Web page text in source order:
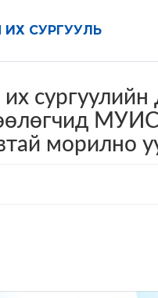
СУРГУУЛЬ
сургуулийн
морилно